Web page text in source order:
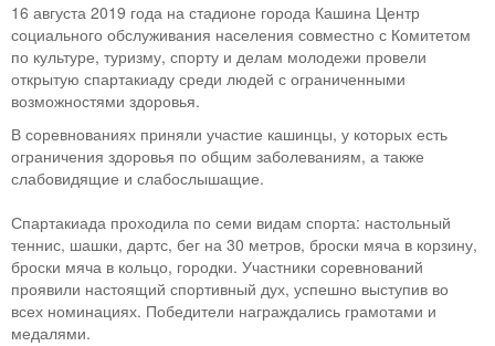
16 августа 2019 года на стадионе города Кашина Центр
социального обслуживания населения совместно с Комитетом
по культуре, туризму, спорту и делам молодежи провели
открытую спартакиаду среди людей с ограниченными
возможностями здоровья.
В соревнованиях приняли участие кашинцы, у которых есть
ограничения здоровья по общим заболеваниям, а также
слабовидящие и слабослышащие.
Спартакиада проходила по семи видам спорта: настольный
теннис, шашки, дартс, бег на 30 метров, броски мяча в корзину,
броски мяча в кольцо, городки. Участники соревнований
проявили настоящий спортивный дух, успешно выступив во
всех номинациях. Победители награждались грамотами и
медалями.